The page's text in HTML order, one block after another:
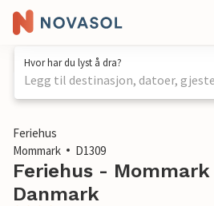
Hvor har du lyst å dra?
Legg til destinasjon, datoer,
1 / 29
Feriehus
Mommark
D1309
Feriehus - Mommark
Danmark